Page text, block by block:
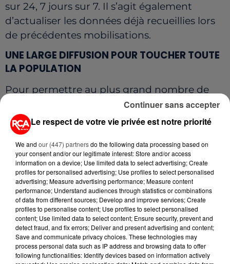
sur 24, 7 jours sur 7. Il s’agit également
d’actualiser les données déjà recueillies lors
de précédentes mobilisations.
UNE LARGE DIFFUSION POUR TOUCHER TOUTE
LA POPULATION
Pour permettre au plus grand nombre de
participer, le questionnaire est diffusé de
manière très large. Il est accessible en ligne
via un QR code partagé sur les réseaux
sociaux, et sera envoyé à toutes les mairies
du Pays Centre Ouest Bretagne. L’objectif est
d’en faciliter la diffusion et de toucher les
habitants dans chaque commune.
Conscient que tous ne sont pas familiers
avec le numérique, le comité a prévu une
version papier du questionnaire. Elle sera
mise à disposition lors des permanences du
Le respect de votre vie privée est notre priorité
We and our (447) partnersdo the following data processing based on
your consent and/or our legitimate interest: Store and/or access
information on a device; Use limited data to select advertising; Create
profiles for personalised advertising; Use profiles to select personalised
advertising; Measure advertising performance; Measure content
performance; Understand audiences through statistics or combinations
of data from different sources; Develop and improve services; Create
profiles to personalise content; Use profiles to select personalised
content; Use limited data to select content; Ensure security, prevent and
detect fraud, and fix errors; Deliver and present advertising and content;
Save and communicate privacy choices. These technologies may
process personal data such as IP address and browsing data to offer
following functionalities: Identify devices based on information actively
Continuer sans accepter